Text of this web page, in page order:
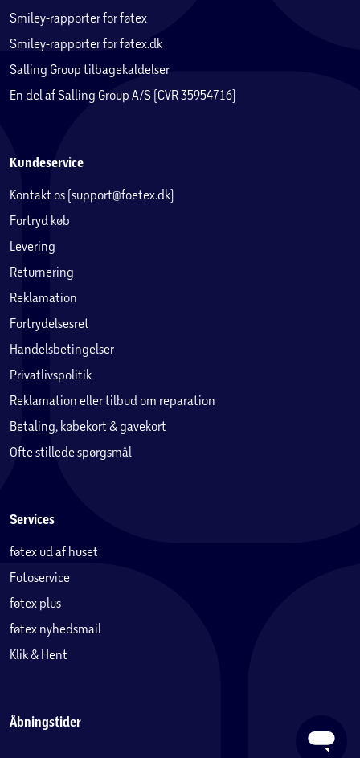
Smiley-rapporter for føtex
Smiley-rapporter for føtex.dk
Salling Group tilbagekaldelser
En del af Salling Group A/S (CVR 35954716)
Kundeservice
Kontakt os (support@foetex.dk)
Fortryd køb
Levering
Returnering
Reklamation
Fortrydelsesret
Handelsbetingelser
Privatlivspolitik
Reklamation eller tilbud om reparation
Betaling, købekort & gavekort
Ofte stillede spørgsmål
Services
føtex ud af huset
Fotoservice
føtex plus
føtex nyhedsmail
Klik & Hent
Åbningstider